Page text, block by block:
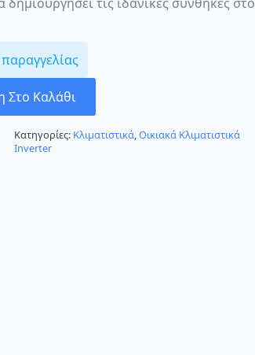
Στο Καλάθι
Κατηγορίες: Κλιματιστικά,Οικιακά Κλιματιστικά
Inverter